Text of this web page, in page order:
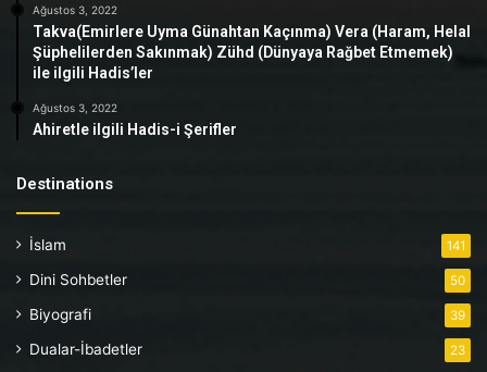
Ağustos 3, 2022
Takva(Emirlere Uyma Günahtan Kaçınma) Vera (Haram, Helal
Şüphelilerden Sakınmak) Zühd (Dünyaya Rağbet Etmemek)
ile ilgili Hadis’ler
Ağustos 3, 2022
Ahiretle ilgili Hadis-i Şerifler
Destinations
İslam 141
Dini Sohbetler 50
Biyografi 39
Dualar-İbadetler 23